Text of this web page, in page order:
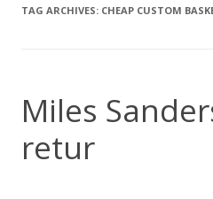
TAG ARCHIVES: CHEAP CUSTOM
Miles
retur